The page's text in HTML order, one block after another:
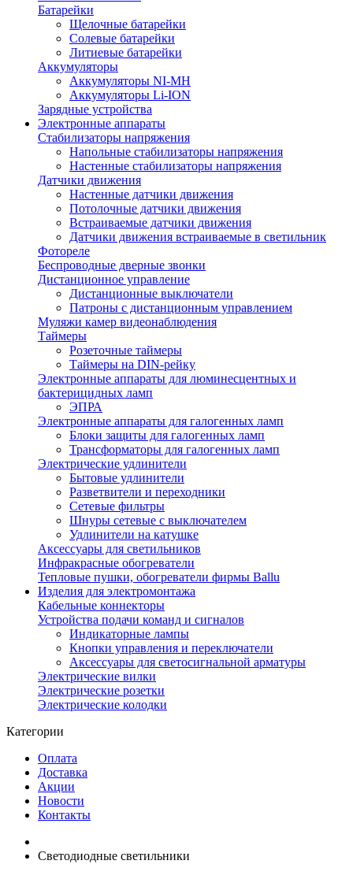
Батарейки
Щелочные батарейки
Солевые батарейки
Литиевые батарейки
Аккумуляторы
Аккумуляторы NI-MH
Аккумуляторы Li-ION
Зарядные устройства
Электронные аппараты
Стабилизаторы напряжения
Напольные стабилизаторы напряжения
Настенные стабилизаторы напряжения
Датчики движения
Настенные датчики движения
Потолочные датчики движения
Встраиваемые датчики движения
Датчики движения встраиваемые в светильник
Фотореле
Беспроводные дверные звонки
Дистанционное управление
Дистанционные выключатели
Патроны с дистанционным управлением
Муляжи камер видеонаблюдения
Таймеры
Розеточные таймеры
Таймеры на DIN-рейку
Электронные аппараты для люминесцентных и
бактерицидных ламп
ЭПРА
Электронные аппараты для галогенных ламп
Блоки защиты для галогенных ламп
Трансформаторы для галогенных ламп
Электрические удлинители
Бытовые удлинители
Разветвители и переходники
Сетевые фильтры
Шнуры сетевые с выключателем
Удлинители на катушке
Аксессуары для светильников
Инфракрасные обогреватели
Тепловые пушки, обогреватели фирмы Ballu
Изделия для электромонтажа
Кабельные коннекторы
Устройства подачи команд и сигналов
Индикаторные лампы
Кнопки управления и переключатели
Аксессуары для светосигнальной арматуры
Электрические вилки
Электрические розетки
Электрические колодки
Категории
Оплата
Доставка
Акции
Новости
Контакты
Светодиодные светильники